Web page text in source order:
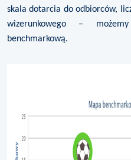
skala dotarcia do odbiorców,
wizerunkowego –
benchmarkową.